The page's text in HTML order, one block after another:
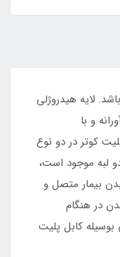
لایه هیدروژلی
و با
کوتر در دو نوع
لبه موجود است،
بیمار متصل و
در هنگام
بوسیله کابل پلیت